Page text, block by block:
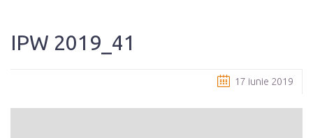
IPW 2019_41
17 iunie 2019